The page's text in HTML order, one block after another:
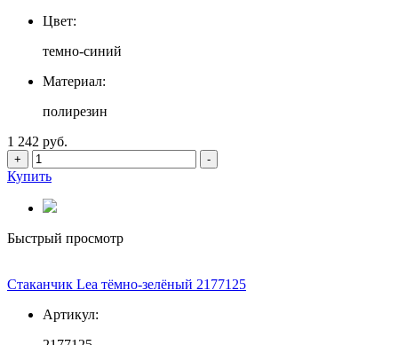
Цвет:
темно-синий
Материал:
полирезин
1 242 руб.
+ -
Купить
Быстрый просмотр
Стаканчик Lea тёмно-зелёный 2177125
Артикул: